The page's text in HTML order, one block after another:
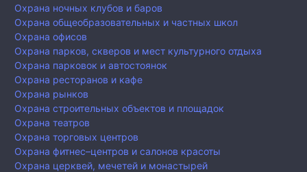
Охрана ночных клубов и баров
Охрана общеобразовательных и частных школ
Охрана офисов
Охрана парков, скверов и мест культурного отдыха
Охрана парковок и автостоянок
Охрана ресторанов и кафе
Охрана рынков
Охрана строительных объектов и площадок
Охрана театров
Охрана торговых центров
Охрана фитнес–центров и салонов красоты
Охрана церквей, мечетей и монастырей